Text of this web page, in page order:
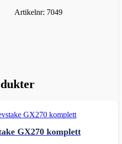
Artikelnr: 7049
GX270 komplett